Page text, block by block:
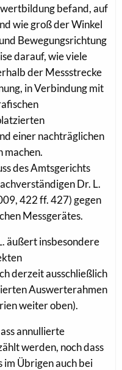
befand, auf
wie groß der Winkel
Bewegungsrichtung
darauf, wie viele
der Messstrecke
in Verbindung mit
einer nachträglichen
machen.
des Amtsgerichts
Dr. L.
422 ff. 427) gegen
Messgerätes.
äußert insbesondere
derzeit ausschließlich
Auswerterahmen
weiter oben).
annullierte
werden, noch dass
im Übrigen auch bei